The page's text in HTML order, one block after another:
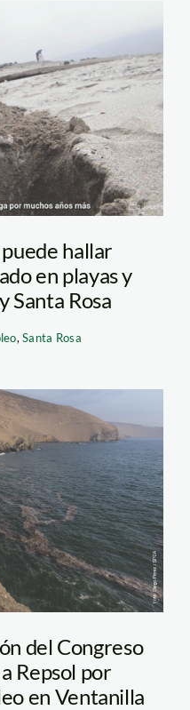
hallar
en playas y
Santa Rosa
,Santa Rosa
3
del Congreso
Repsol por
en Ventanilla